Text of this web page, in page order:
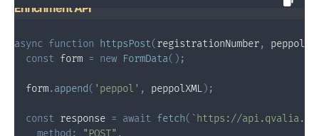
Enrichment API
async function httpsPost( registrationNumber,
const form = new FormData( ) ;
  form
.append( 'peppol' , peppolXML) ;
const response = await fetch( ` https://